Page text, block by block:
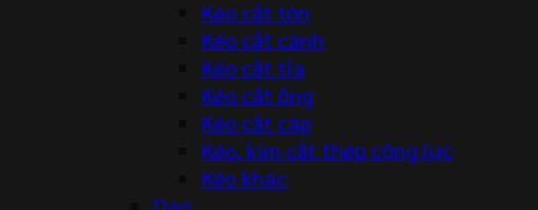
Kéo cắt tôn
Kéo cắt cành
Kéo cắt tỉa
Kéo cắt ống
Kéo cắt cáp
Kéo, kìm cắt thép cộng lực
Kéo khác
Dao